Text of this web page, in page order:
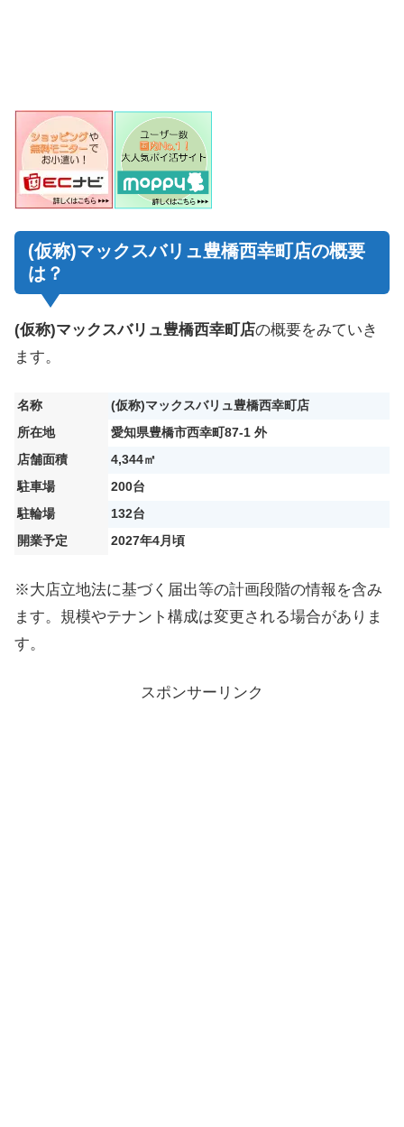
(仮称)マックスバリュ豊橋西幸町店の概要
は？
(仮称)マックスバリュ豊橋西幸町店の概要をみていき
ます。
名称
(仮称)マックスバリュ豊橋西幸町店
所在地
愛知県豊橋市西幸町87-1 外
店舗面積
4,344㎡
駐車場
200台
駐輪場
132台
開業予定
2027年4月頃
※大店立地法に基づく届出等の計画段階の情報を含み
ます。規模やテナント構成は変更される場合がありま
す。
スポンサーリンク